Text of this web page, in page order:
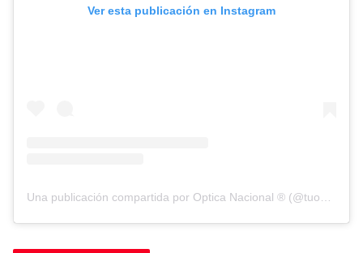
Ver esta publicación en Instagram
Una publicación compartida por Optica Nacional ® (@tuopticanacional)